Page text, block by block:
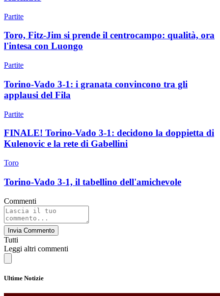
Partite
Toro, Fitz-Jim si prende il centrocampo: qualità, ora
l'intesa con Luongo
Partite
Torino-Vado 3-1: i granata convincono tra gli
applausi del Fila
Partite
FINALE! Torino-Vado 3-1: decidono la doppietta di
Kulenovic e la rete di Gabellini
Toro
Torino-Vado 3-1, il tabellino dell'amichevole
Commenti
Invia Commento
Tutti
Leggi altri commenti
Ultime Notizie